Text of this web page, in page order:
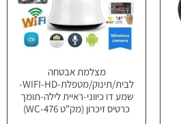
מצלמת אבטחה
לבית/תינוק/מטפלת-WIFI-HD-
שמע דו כיווני-ראיית לילה-תומך
כרטיס זיכרון (מק"ט WC-476)